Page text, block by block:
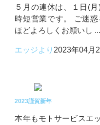
５月の連休は、１日(
時短営業です。 ご迷
ほどよろしくお願いし ...
エッジより 2023年04月
2023謹賀新年
本年もモトサービスエ